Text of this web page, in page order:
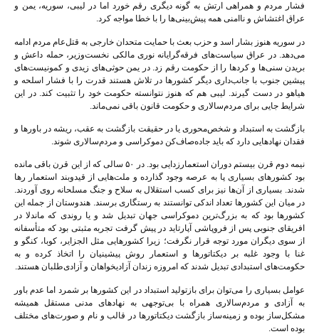
فشار مردم و همراهی ارتش به گونه دیگری رقم خورد اما در لیبی، سوریه، یمن و
عراق اغتشاش و ناامنی همه پیش‌بینی‌ها را با خطا مواجه کرد.
در سوریه هنوز بشار اسد و حزب بعث با حمایت متحدان خارجی به قتل‌عام مردم ادامه
می‌دهد. در عراق سیاست‌های فرقه‌گرایانه نوری مالکی نخست‌وزیر، حمله داعش و
بریدن سنی‌ها و کردها را از حکومت رقم زد. در یمن حوثی‌های زیدی و کمونیست‌های
پیشین جنوب با جانب‌داری دیگر کشورها در تلاش هستند قدرت را با فشار اسلحه و
هیاهو در دست گیرند. لیبی هم که هنوز نتوانسته حکومت خود را تثبیت کند. در این
شرایط جایی برای مردم‌سالاری و حکومت قانون باقی نمی‌ماند.
بازگشت به استبداد و شخص‌محوری یا در حقیقت بازگشت به عقب، ریشه در باورها و
فقدان نهادهایی دارد که باید جاده‌صاف‌کن دموکراسی و مردم‌سالاری شوند.
نیمه دوم قرن بیستم دوران استعمارزدایی بود. در ۵۰ سالی که از این قرن باقی مانده
بود کشورهای بسیاری پا به عرصه وجود گذارده و ملت‌هایی از قیدوبند استعمار رها
شدند. بسیاری از آن‌ها نیز برای کسب استقلال به سلاح و جنگ مسلحانه روی آوردند.
در میان این کشورها تعداد اندکی توانستند به رستگاری برسند. هندوستان از جمله این
کشورها بود که به بزرگ‌ترین دموکراسی جهان تبدیل شد و یا روندی که ماندلا در
افریقای جنوبی پس از فروپاشی آپارتاید در پیش گرفت تجربه مثبتی بود که متأسفانه
از سوی دیگران مورد توجه قرار نگرفت؛ زیرا کشورهایی مثل الجزایر، کوبا، کنگو و
غنا با وجود غلبه بر دیکتاتورها و استعمار روش پیشینیان را اتخاذ کرده و به
حکومت‌های استبدادی تبدیل شدند که امروزه زندان آزادیخواهان و آزادی‌طلبان هستند.
عوامل بسیاری را می‌توان برای بازتولید استبداد در این کشورها بر شمرد اما عدم باور
به آزادی و مردم‌سالاری همراه با بی‌توجهی به نهادهای مدنی مستقل همیشه
مشکل‌ساز بوده و زمینه‌ساز بازگشت دیکتاتورها در قالب و نام و صورت‌های مختلف
بوده است.